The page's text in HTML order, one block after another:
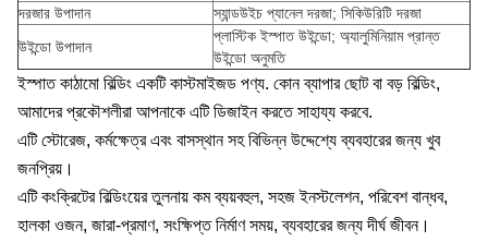
দরজার উপাদান
স্যান্ডউইচ প্যানেল দরজা; সিকিউরিটি দরজা
উইন্ডো উপাদান
প্লাস্টিক ইস্পাত উইন্ডো; অ্যালুমিনিয়াম প্রান্ত
উইন্ডো অনুমতি
ইস্পাত কাঠামো বিল্ডিং একটি কাস্টমাইজড পণ্য. কোন ব্যাপার ছোট বা বড় বিল্ডিং,
আমাদের প্রকৌশলীরা আপনাকে এটি ডিজাইন করতে সাহায্য করবে.
এটি স্টোরেজ, কর্মক্ষেত্র এবং বাসস্থান সহ বিভিন্ন উদ্দেশ্যে ব্যবহারের জন্য খুব
জনপ্রিয়।
এটি কংক্রিটের বিল্ডিংয়ের তুলনায় কম ব্যয়বহুল, সহজ ইনস্টলেশন, পরিবেশ বান্ধব,
হালকা ওজন, জারা-প্রমাণ, সংক্ষিপ্ত নির্মাণ সময়, ব্যবহারের জন্য দীর্ঘ জীবন।